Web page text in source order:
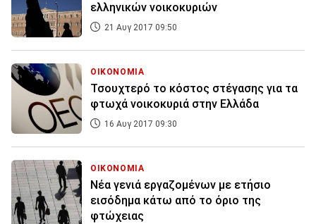
ελληνικών νοικοκυριών
21 Αυγ 2017 09:50
ΟΙΚΟΝΟΜΙΑ
Τσουχτερό το κόστος στέγασης για τα
φτωχά νοικοκυριά στην Ελλάδα
16 Αυγ 2017 09:30
ΟΙΚΟΝΟΜΙΑ
Nέα γενιά εργαζομένων με ετήσιο
εισόδημα κάτω από το όριο της
φτώχειας